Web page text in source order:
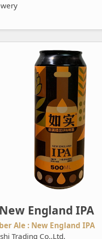
England IPA
Ale : New England IPA
Trading Co.,Ltd.